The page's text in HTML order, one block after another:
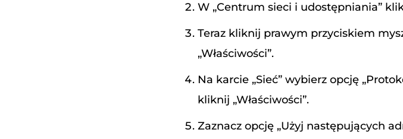
W „Centrum sieci i udostępniania”
Teraz kliknij prawym przyciskiem
„Właściwości”.
Na karcie „Sieć” wybierz opcję
kliknij „Właściwości”.
Zaznacz opcję „Użyj następujących